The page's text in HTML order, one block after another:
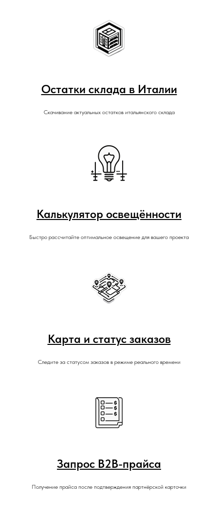
Остатки склада в Италии
Скачивание актуальных остатков итальянского склада
Калькулятор освещённости
Быстро рассчитайте оптимальное освещение для вашего проекта
Карта и статус заказов
Следите за статусом заказов в режиме реального времени
Запрос B2B-прайса
Получение прайса после подтверждения партнёрской карточки